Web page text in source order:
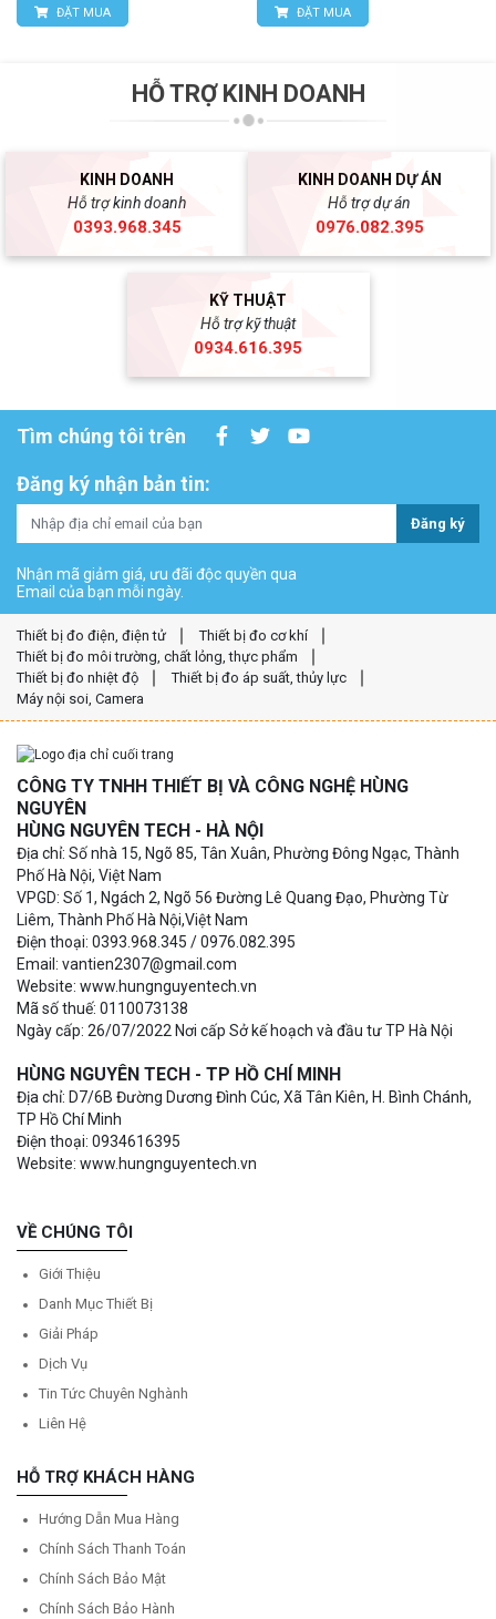
ĐẶT MUA ĐẶT MUA
HỖ TRỢ KINH DOANH
KINH DOANH
Hỗ trợ kinh doanh
0393.968.345
KINH DOANH DỰ ÁN
Hỗ trợ dự án
0976.082.395
KỸ THUẬT
Hỗ trợ kỹ thuật
0934.616.395
Tìm chúng tôi trên
Đăng ký nhận bản tin:
Đăng ký
Nhận mã giảm giá, ưu đãi độc quyền qua
Email của bạn mỗi ngày.
Thiết bị đo điện, điện tử
Thiết bị đo cơ khí
Thiết bị đo môi trường, chất lỏng, thực phẩm
Thiết bị đo nhiệt độ
Thiết bị đo áp suất, thủy lực
Máy nội soi, Camera
CÔNG TY TNHH THIẾT BỊ VÀ CÔNG NGHỆ HÙNG
NGUYÊN
HÙNG NGUYÊN TECH - HÀ NỘI
Địa chỉ: Số nhà 15, Ngõ 85, Tân Xuân, Phường Đông Ngạc, Thành
Phố Hà Nội, Việt Nam
VPGD: Số 1, Ngách 2, Ngõ 56 Đường Lê Quang Đạo, Phường Từ
Liêm, Thành Phố Hà Nội,Việt Nam
Điện thoại: 0393.968.345 / 0976.082.395
Email: vantien2307@gmail.com
Website: www.hungnguyentech.vn
Mã số thuế: 0110073138
Ngày cấp: 26/07/2022 Nơi cấp Sở kế hoạch và đầu tư TP Hà Nội
HÙNG NGUYÊN TECH - TP HỒ CHÍ MINH
Địa chỉ: D7/6B Đường Dương Đình Cúc, Xã Tân Kiên, H. Bình Chánh,
TP Hồ Chí Minh
Điện thoại: 0934616395
Website: www.hungnguyentech.vn
VỀ CHÚNG TÔI
Giới Thiệu
Danh Mục Thiết Bị
Giải Pháp
Dịch Vụ
Tin Tức Chuyên Nghành
Liên Hệ
HỖ TRỢ KHÁCH HÀNG
Hướng Dẫn Mua Hàng
Chính Sách Thanh Toán
Chính Sách Bảo Mật
Chính Sách Bảo Hành